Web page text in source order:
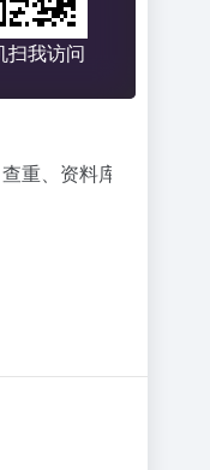
扫我访问
重、资料库管理为一